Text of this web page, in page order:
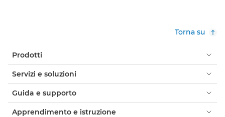
Torna su
Prodotti
Servizi e soluzioni
Guida e supporto
Apprendimento e istruzione